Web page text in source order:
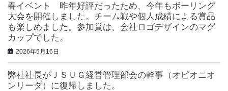
春イベント 昨年好評だったため、今年もボーリング
大会を開催しました。チーム戦や個人成績による賞品
も楽しめました。参加賞は、会社ロゴデザインのマグ
カップでした。
2026年5月16日
弊社社長がＪＳＵＧ経営管理部会の幹事（オピオニオ
ンリーダ）に復帰しました。